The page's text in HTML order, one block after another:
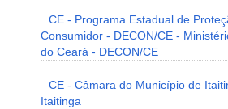
CE - Programa Estadual de
Consumidor - DECON/CE -
do Ceará - DECON/CE
CE - Câmara do Município de
Itaitinga